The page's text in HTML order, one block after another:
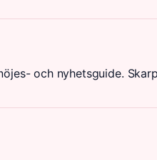
och nyhetsguide.